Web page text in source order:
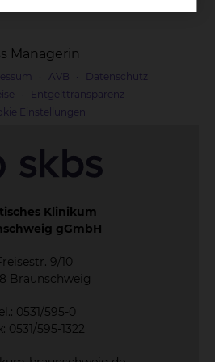
Managerin
AVB
Datenschutz
Entgelttransparenz
Einstellungen
Klinikum
gGmbH
9/10
Braunschweig
0531/595-0
0531/595-1322